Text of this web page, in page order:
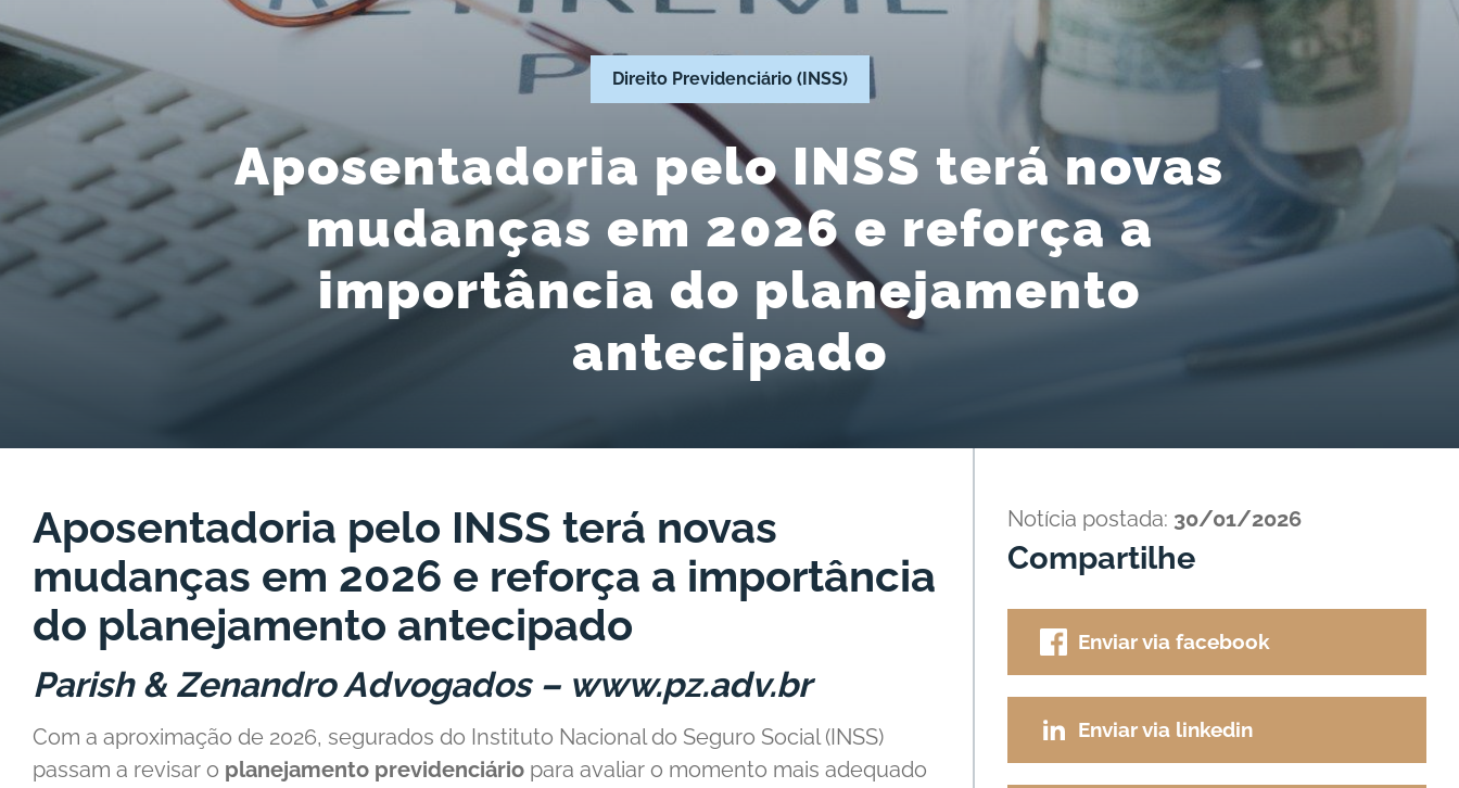
Direito Previdenciário (INSS)
Aposentadoria pelo INSS terá novas
mudanças em 2026 e reforça a
importância do planejamento
antecipado
Aposentadoria pelo INSS terá novas
mudanças em 2026 e reforça a importância
do planejamento antecipado
Parish & Zenandro Advogados – www.pz.adv.br
Com a aproximação de 2026, segurados do Instituto Nacional do Seguro Social (INSS)
passam a revisar o planejamento previdenciário para avaliar o momento mais adequado
Notícia postada: 30/01/2026
Compartilhe
Enviar via facebook
Enviar via linkedin